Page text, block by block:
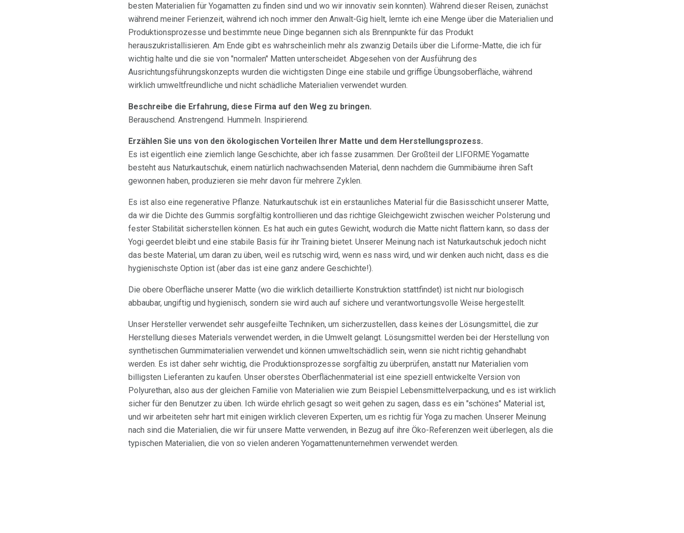
besten Materialien für Yogamatten zu finden sind und wo wir innovativ sein konnten). Während dieser Reisen, zunächst
während meiner Ferienzeit, während ich noch immer den Anwalt-Gig hielt, lernte ich eine Menge über die Materialien und
Produktionsprozesse und bestimmte neue Dinge begannen sich als Brennpunkte für das Produkt
herauszukristallisieren. Am Ende gibt es wahrscheinlich mehr als zwanzig Details über die Liforme-Matte, die ich für
wichtig halte und die sie von "normalen" Matten unterscheidet. Abgesehen von der Ausführung des
Ausrichtungsführungskonzepts wurden die wichtigsten Dinge eine stabile und griffige Übungsoberfläche, während
wirklich umweltfreundliche und nicht schädliche Materialien verwendet wurden.
Beschreibe die Erfahrung, diese Firma auf den Weg zu bringen.
Berauschend. Anstrengend. Hummeln. Inspirierend.
Erzählen Sie uns von den ökologischen Vorteilen Ihrer Matte und dem Herstellungsprozess.
Es ist eigentlich eine ziemlich lange Geschichte, aber ich fasse zusammen. Der Großteil der LIFORME Yogamatte
besteht aus Naturkautschuk, einem natürlich nachwachsenden Material, denn nachdem die Gummibäume ihren Saft
gewonnen haben, produzieren sie mehr davon für mehrere Zyklen.
Es ist also eine regenerative Pflanze. Naturkautschuk ist ein erstaunliches Material für die Basisschicht unserer Matte,
da wir die Dichte des Gummis sorgfältig kontrollieren und das richtige Gleichgewicht zwischen weicher Polsterung und
fester Stabilität sicherstellen können. Es hat auch ein gutes Gewicht, wodurch die Matte nicht flattern kann, so dass der
Yogi geerdet bleibt und eine stabile Basis für ihr Training bietet. Unserer Meinung nach ist Naturkautschuk jedoch nicht
das beste Material, um daran zu üben, weil es rutschig wird, wenn es nass wird, und wir denken auch nicht, dass es die
hygienischste Option ist (aber das ist eine ganz andere Geschichte!).
Die obere Oberfläche unserer Matte (wo die wirklich detaillierte Konstruktion stattfindet) ist nicht nur biologisch
abbaubar, ungiftig und hygienisch, sondern sie wird auch auf sichere und verantwortungsvolle Weise hergestellt.
Unser Hersteller verwendet sehr ausgefeilte Techniken, um sicherzustellen, dass keines der Lösungsmittel, die zur
Herstellung dieses Materials verwendet werden, in die Umwelt gelangt. Lösungsmittel werden bei der Herstellung von
synthetischen Gummimaterialien verwendet und können umweltschädlich sein, wenn sie nicht richtig gehandhabt
werden. Es ist daher sehr wichtig, die Produktionsprozesse sorgfältig zu überprüfen, anstatt nur Materialien vom
billigsten Lieferanten zu kaufen. Unser oberstes Oberflächenmaterial ist eine speziell entwickelte Version von
Polyurethan, also aus der gleichen Familie von Materialien wie zum Beispiel Lebensmittelverpackung, und es ist wirklich
sicher für den Benutzer zu üben. Ich würde ehrlich gesagt so weit gehen zu sagen, dass es ein "schönes" Material ist,
und wir arbeiteten sehr hart mit einigen wirklich cleveren Experten, um es richtig für Yoga zu machen. Unserer Meinung
nach sind die Materialien, die wir für unsere Matte verwenden, in Bezug auf ihre Öko-Referenzen weit überlegen, als die
typischen Materialien, die von so vielen anderen Yogamattenunternehmen verwendet werden.